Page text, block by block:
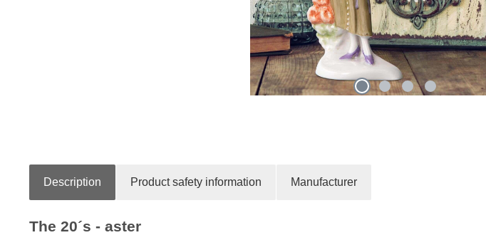
Description Product safety information Manufacturer
The 20´s - aster